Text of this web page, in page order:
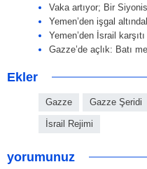
Vaka artıyor; Bir
Yemen’den işgal
Yemen’den İsrail
Gazze’de açlık: Batı
Ekler
Gazze Gazze Şeridi
İsrail Rejimi
yorumunuz